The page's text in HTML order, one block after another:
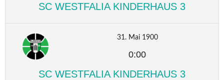
SC WESTFALIA KINDERHAUS 3
31. Mai 1900
0:00
SC WESTFALIA KINDERHAUS 3